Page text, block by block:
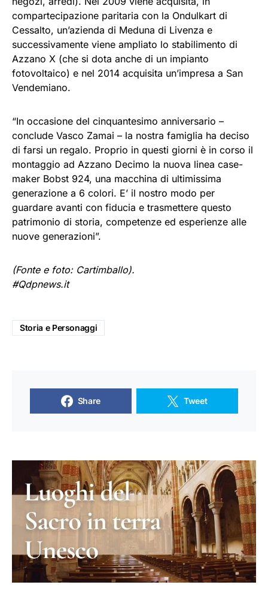
compartecipazione paritaria con la Ondulkart di
Cessalto, un’azienda di Meduna di Livenza e
successivamente viene ampliato lo stabilimento di
Azzano X (che si dota anche di un impianto
fotovoltaico) e nel 2014 acquisita un’impresa a San
Vendemiano.
“In occasione del cinquantesimo anniversario –
conclude Vasco Zamai – la nostra famiglia ha deciso
di farsi un regalo. Proprio in questi giorni è in corso il
montaggio ad Azzano Decimo la nuova linea case-
maker Bobst 924, una macchina di ultimissima
generazione a 6 colori. E’ il nostro modo per
guardare avanti con fiducia e trasmettere questo
patrimonio di storia, competenze ed esperienze alle
nuove generazioni”.
(Fonte e foto: Cartimballo).
#Qdpnews.it
Storia e Personaggi
Share Tweet